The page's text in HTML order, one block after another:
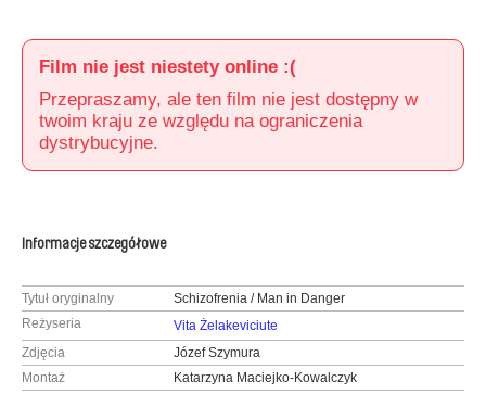
Film nie jest niestety online :(
Przepraszamy, ale ten film nie jest dostępny w
twoim kraju ze względu na ograniczenia
dystrybucyjne.
Informacje szczegółowe
Tytuł oryginalny
Schizofrenia / Man in Danger
Reżyseria
Vita Żelakeviciute
Zdjęcia
Józef Szymura
Montaż
Katarzyna Maciejko-Kowalczyk